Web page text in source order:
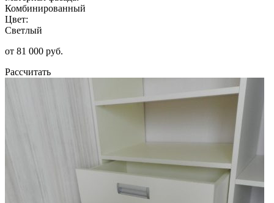
Комбинированный
Цвет:
Светлый
от 81 000 руб.
Рассчитать